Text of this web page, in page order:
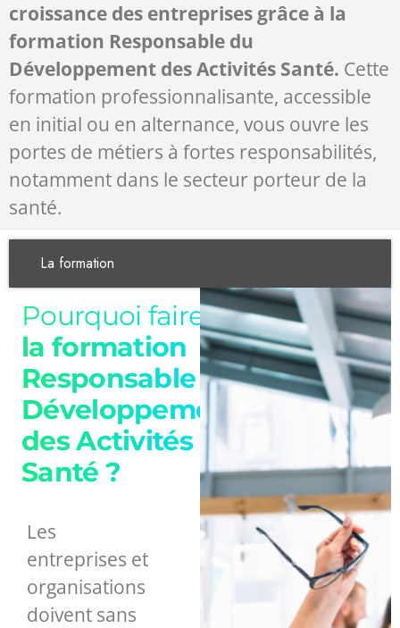
croissance des entreprises grâce à la
formation Responsable du
Développement des Activités Santé. Cette
formation professionnalisante, accessible
en initial ou en alternance, vous ouvre les
portes de métiers à fortes responsabilités,
notamment dans le secteur porteur de la
santé.
La formation
Pourquoi faire
la formation
Responsable du
Développement
des Activités
Santé ?
Les
entreprises et
organisations
doivent sans